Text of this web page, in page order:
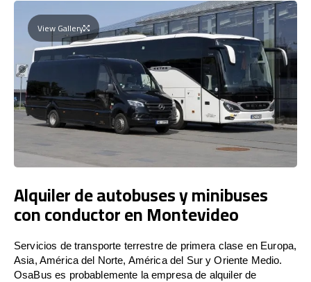
View Gallery
Alquiler de autobuses y minibuses
con conductor en Montevideo
Servicios de transporte terrestre de primera clase en Europa,
Asia, América del Norte, América del Sur y Oriente Medio.
OsaBus es probablemente la empresa de alquiler de